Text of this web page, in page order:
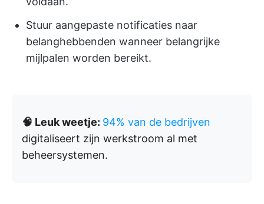
Stuur aangepaste notificaties naar
belanghebbenden wanneer belangrijke
mijlpalen worden bereikt.
🧠 Leuk weetje: 94% van de bedrijven
digitaliseert zijn werkstroom al met
beheersystemen.